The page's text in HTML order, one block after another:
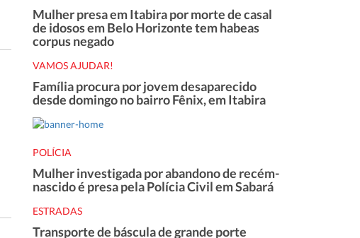
Mulher presa em Itabira por morte de casal
de idosos em Belo Horizonte tem habeas
corpus negado
VAMOS AJUDAR!
Família procura por jovem desaparecido
desde domingo no bairro Fênix, em Itabira
POLÍCIA
Mulher investigada por abandono de recém-
nascido é presa pela Polícia Civil em Sabará
ESTRADAS
Transporte de báscula de grande porte